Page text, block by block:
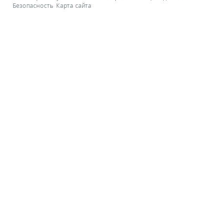
Безопасность Карта сайта